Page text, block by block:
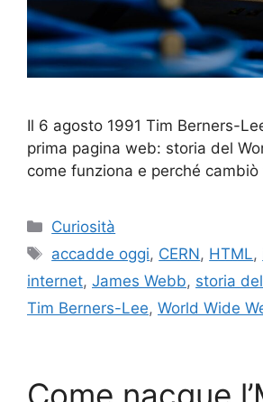
Il 6 agosto 1991 Tim Berners-
prima pagina web: storia del
come funziona e perché
Categorie
Curiosità
Tag
accadde oggi, CERN, HTML,
internet, James Webb, storia
Tim Berners-Lee, World Wide